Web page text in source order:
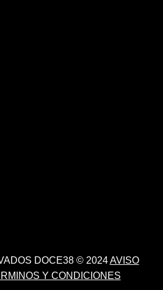
DOCE38 © 2024AVISO
Y CONDICIONES